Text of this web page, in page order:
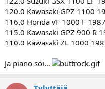
120.0 Kawasaki GPZ 1100
116.0 Honda VF 1000 F 1987
115.0 Kawasaki GPZ 900 R
110.0 Kawasaki ZL 1000
Ja piano soi...